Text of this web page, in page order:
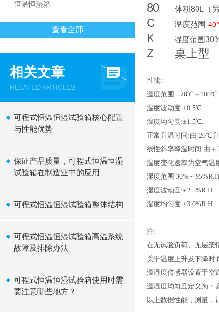
恒温恒湿箱
查看全部
相关文章
RELATED ARTICLES
可程式恒温恒湿试验箱核心配置
与性能优势
保证产品质量，可程式恒温恒湿
试验箱在制造业中的应用
可程式恒温恒湿试验箱整体结构
可程式恒温恒湿试验箱高温系统
故障及排除办法
可程式恒温恒湿试验箱使用时需
要注意哪些地方？
80 体积80L （
C 温度范围-40
K 湿度范围
Z 桌上型
性能:
温度范围: -20℃～100℃.
温度波动度:±0.5℃.
温度均匀度:±1.5℃.
正常升温时间:由-20℃
线性斜率降温时间:由＋
温度变化速率为空气温
湿度范围:30% ～ 95
湿度波动度:±2.5%R.H.
湿度均匀度:±3.0%R.H.
注:
在无试验负荷、无层架
关于温度上升及下降时
温湿度传感器设置于空
温湿度均匀度定义为：
以上数据性能，测量，